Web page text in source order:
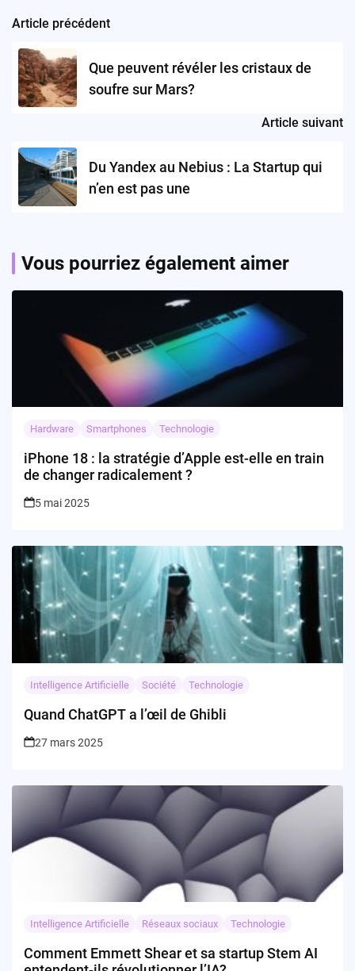
Post
navigation
Article précédent
Que peuvent révéler les cristaux de
soufre sur Mars?
Article suivant
Du Yandex au Nebius : La Startup qui
n’en est pas une
Vous pourriez également aimer
Hardware Smartphones Technologie
iPhone 18 : la stratégie d’Apple est-elle en train
de changer radicalement ?
5 mai 2025
Intelligence Artificielle Société Technologie
Quand ChatGPT a l’œil de Ghibli
27 mars 2025
Intelligence Artificielle Réseaux sociaux Technologie
Comment Emmett Shear et sa startup Stem AI